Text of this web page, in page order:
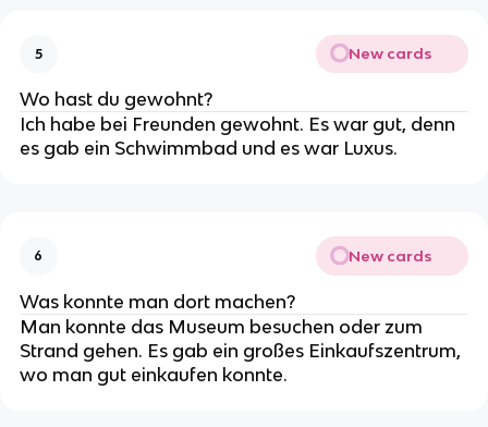
5 New cards
Wo hast du gewohnt?
Ich habe bei Freunden gewohnt. Es war gut, denn
es gab ein Schwimmbad und es war Luxus.
6 New cards
Was konnte man dort machen?
Man konnte das Museum besuchen oder zum
Strand gehen. Es gab ein großes Einkaufszentrum,
wo man gut einkaufen konnte.